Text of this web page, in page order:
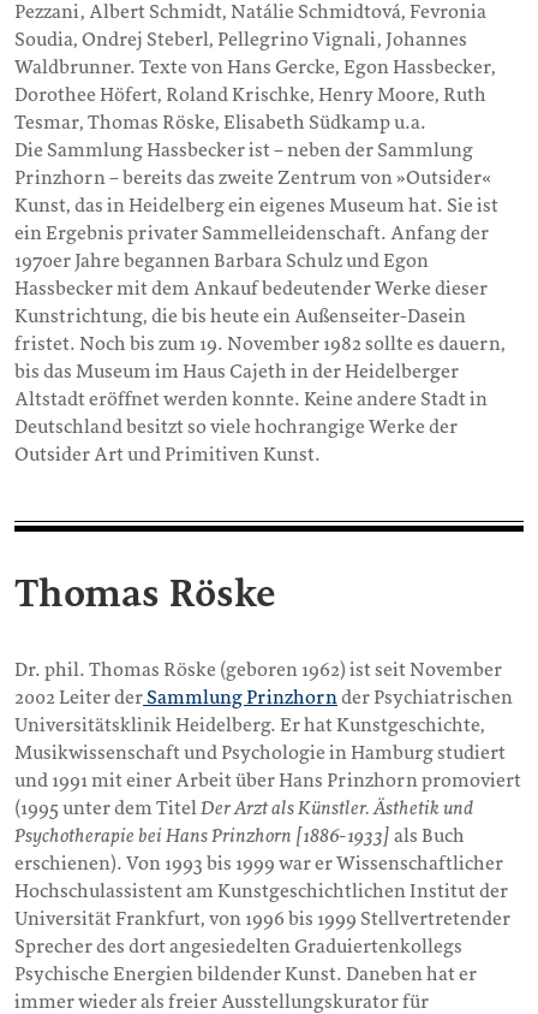
Pezzani, Albert Schmidt, Natálie Schmidtová, Fevronia
Soudia, Ondrej Steberl, Pellegrino Vignali, Johannes
Waldbrunner. Texte von Hans Gercke, Egon Hassbecker,
Dorothee Höfert, Roland Krischke, Henry Moore, Ruth
Tesmar, Thomas Röske, Elisabeth Südkamp u.a.
Die Sammlung Hassbecker ist – neben der Sammlung
Prinzhorn – bereits das zweite Zentrum von »Outsider«
Kunst, das in Heidelberg ein eigenes Museum hat. Sie ist
ein Ergebnis privater Sammelleidenschaft. Anfang der
1970er Jahre begannen Barbara Schulz und Egon
Hassbecker mit dem Ankauf bedeutender Werke dieser
Kunstrichtung, die bis heute ein Außenseiter-Dasein
fristet. Noch bis zum 19. November 1982 sollte es dauern,
bis das Museum im Haus Cajeth in der Heidelberger
Altstadt eröffnet werden konnte. Keine andere Stadt in
Deutschland besitzt so viele hochrangige Werke der
Outsider Art und Primitiven Kunst.
Thomas Röske
Dr. phil. Thomas Röske (geboren 1962) ist seit November
2002 Leiter derSammlung Prinzhorn der Psychiatrischen
Universitätsklinik Heidelberg. Er hat Kunstgeschichte,
Musikwissenschaft und Psychologie in Hamburg studiert
und 1991 mit einer Arbeit über Hans Prinzhorn promoviert
(1995 unter dem Titel Der Arzt als Künstler. Ästhetik und
Psychotherapie bei Hans Prinzhorn [1886-1933] als Buch
erschienen). Von 1993 bis 1999 war er Wissenschaftlicher
Hochschulassistent am Kunstgeschichtlichen Institut der
Universität Frankfurt, von 1996 bis 1999 Stellvertretender
Sprecher des dort angesiedelten Graduiertenkollegs
Psychische Energien bildender Kunst. Daneben hat er
immer wieder als freier Ausstellungskurator für